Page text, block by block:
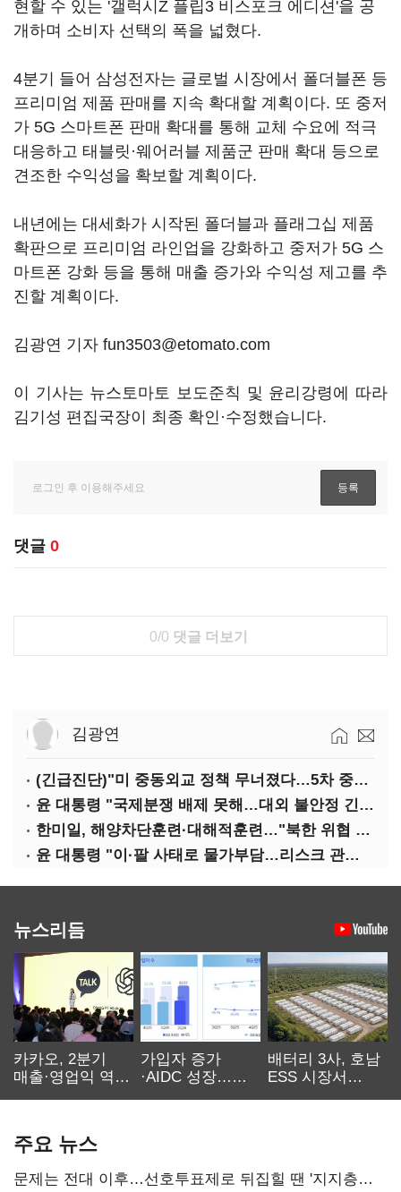
현할 수 있는 '갤럭시Z 플립3 비스포크 에디션'을 공
개하며 소비자 선택의 폭을 넓혔다.
4분기 들어 삼성전자는 글로벌 시장에서 폴더블폰 등
프리미엄 제품 판매를 지속 확대할 계획이다. 또 중저
가 5G 스마트폰 판매 확대를 통해 교체 수요에 적극
대응하고 태블릿·웨어러블 제품군 판매 확대 등으로
견조한 수익성을 확보할 계획이다.
내년에는 대세화가 시작된 폴더블과 플래그십 제품
확판으로 프리미엄 라인업을 강화하고 중저가 5G 스
마트폰 강화 등을 통해 매출 증가와 수익성 제고를 추
진할 계획이다.
김광연 기자 fun3503@etomato.com
이 기사는 뉴스토마토 보도준칙 및 윤리강령에 따라
김기성 편집국장이 최종 확인·수정했습니다.
댓글 0
0/0 댓글 더보기
김광연
(긴급진단)"미 중동외교 정책 무너졌다…5차 중동전 가능성은 낮아"
윤 대통령 "국제분쟁 배제 못해…대외 불안정 긴밀대응"
한미일, 해양차단훈련·대해적훈련…"북한 위협 억제"
윤 대통령 "이·팔 사태로 물가부담…리스크 관리 만전 기해야"
뉴스리듬
카카오, 2분기
매출·영업익 역대
가입자 증가
·AIDC 성장…
배터리 3사, 호남
ESS 시장서
주요 뉴스
문제는 전대 이후…선호투표제로 뒤집힐 땐 '지지층